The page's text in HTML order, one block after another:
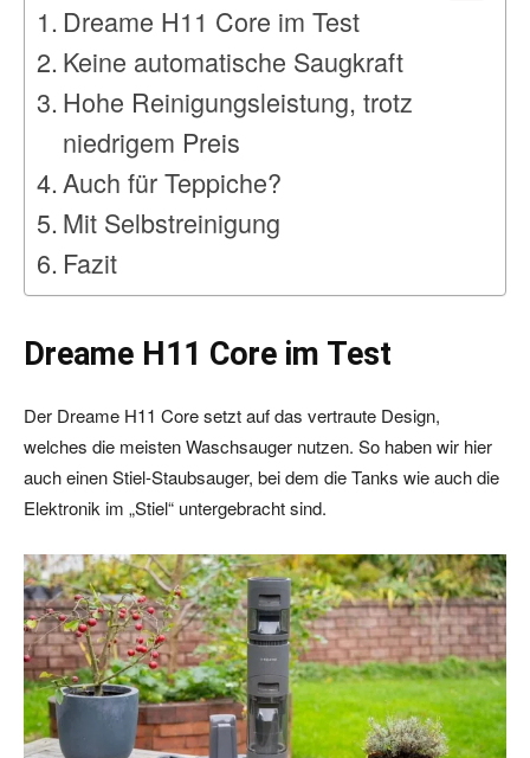
Dreame H11 Core im Test
Keine automatische Saugkraft
Hohe Reinigungsleistung, trotz
niedrigem Preis
Auch für Teppiche?
Mit Selbstreinigung
Fazit
Dreame H11 Core im Test
Der Dreame H11 Core setzt auf das vertraute Design,
welches die meisten Waschsauger nutzen. So haben wir hier
auch einen Stiel-Staubsauger, bei dem die Tanks wie auch die
Elektronik im „Stiel“ untergebracht sind.